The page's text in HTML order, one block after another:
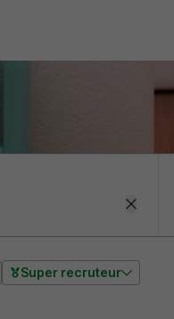
Super recruteur